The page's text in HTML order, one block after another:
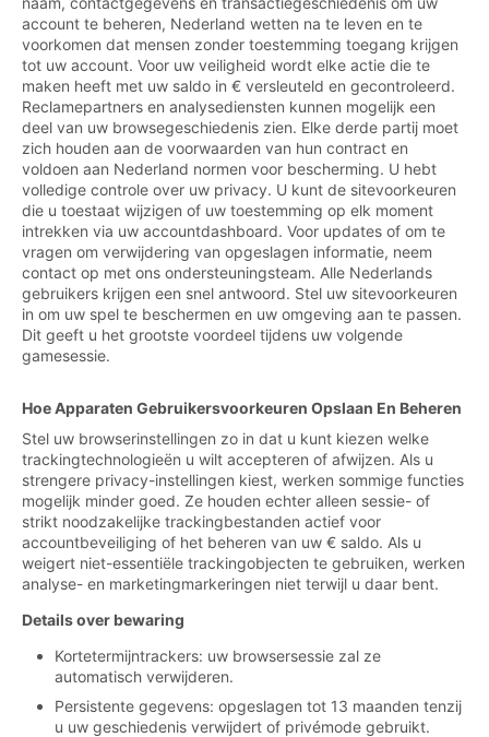
account te beheren, Nederland wetten na te leven en te
voorkomen dat mensen zonder toestemming toegang krijgen
tot uw account. Voor uw veiligheid wordt elke actie die te
maken heeft met uw saldo in € versleuteld en gecontroleerd.
Reclamepartners en analysediensten kunnen mogelijk een
deel van uw browsegeschiedenis zien. Elke derde partij moet
zich houden aan de voorwaarden van hun contract en
voldoen aan Nederland normen voor bescherming. U hebt
volledige controle over uw privacy. U kunt de sitevoorkeuren
die u toestaat wijzigen of uw toestemming op elk moment
intrekken via uw accountdashboard. Voor updates of om te
vragen om verwijdering van opgeslagen informatie, neem
contact op met ons ondersteuningsteam. Alle Nederlands
gebruikers krijgen een snel antwoord. Stel uw sitevoorkeuren
in om uw spel te beschermen en uw omgeving aan te passen.
Dit geeft u het grootste voordeel tijdens uw volgende
gamesessie.
Hoe Apparaten Gebruikersvoorkeuren Opslaan En Beheren
Stel uw browserinstellingen zo in dat u kunt kiezen welke
trackingtechnologieën u wilt accepteren of afwijzen. Als u
strengere privacy-instellingen kiest, werken sommige functies
mogelijk minder goed. Ze houden echter alleen sessie- of
strikt noodzakelijke trackingbestanden actief voor
accountbeveiliging of het beheren van uw € saldo. Als u
weigert niet-essentiële trackingobjecten te gebruiken, werken
analyse- en marketingmarkeringen niet terwijl u daar bent.
Details over bewaring
Kortetermijntrackers: uw browsersessie zal ze
automatisch verwijderen.
Persistente gegevens: opgeslagen tot 13 maanden tenzij
u uw geschiedenis verwijdert of privémode gebruikt.